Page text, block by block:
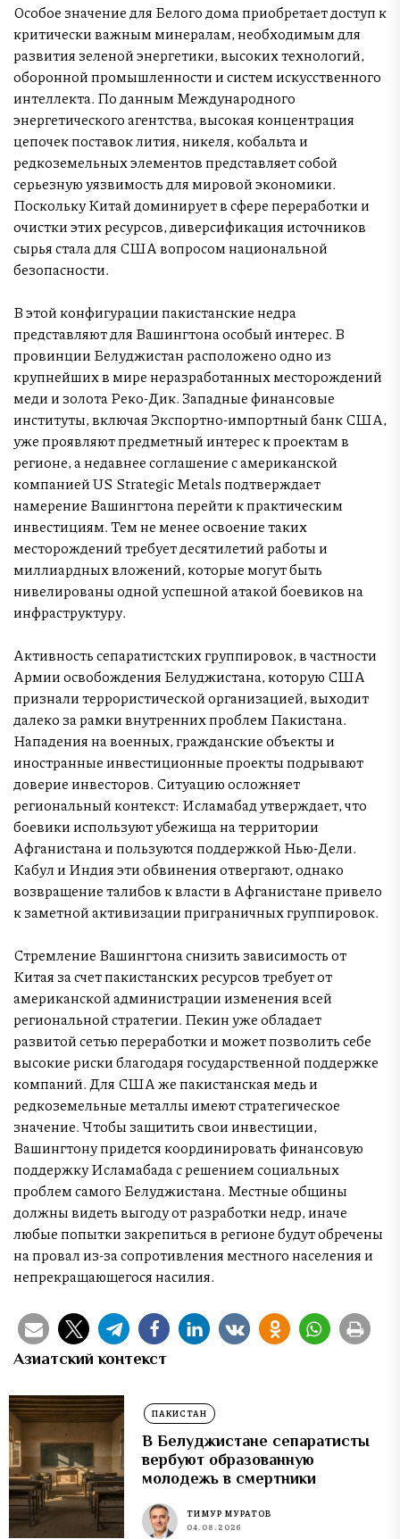
Особое значение для Белого дома приобретает доступ к
критически важным минералам, необходимым для
развития зеленой энергетики, высоких технологий,
оборонной промышленности и систем искусственного
интеллекта. По данным Международного
энергетического агентства, высокая концентрация
цепочек поставок лития, никеля, кобальта и
редкоземельных элементов представляет собой
серьезную уязвимость для мировой экономики.
Поскольку Китай доминирует в сфере переработки и
очистки этих ресурсов, диверсификация источников
сырья стала для США вопросом национальной
безопасности.
В этой конфигурации пакистанские недра
представляют для Вашингтона особый интерес. В
провинции Белуджистан расположено одно из
крупнейших в мире неразработанных месторождений
меди и золота Реко-Дик. Западные финансовые
институты, включая Экспортно-импортный банк США,
уже проявляют предметный интерес к проектам в
регионе, а недавнее соглашение с американской
компанией US Strategic Metals подтверждает
намерение Вашингтона перейти к практическим
инвестициям. Тем не менее освоение таких
месторождений требует десятилетий работы и
миллиардных вложений, которые могут быть
нивелированы одной успешной атакой боевиков на
инфраструктуру.
Активность сепаратистских группировок, в частности
Армии освобождения Белуджистана, которую США
признали террористической организацией, выходит
далеко за рамки внутренних проблем Пакистана.
Нападения на военных, гражданские объекты и
иностранные инвестиционные проекты подрывают
доверие инвесторов. Ситуацию осложняет
региональный контекст: Исламабад утверждает, что
боевики используют убежища на территории
Афганистана и пользуются поддержкой Нью-Дели.
Кабул и Индия эти обвинения отвергают, однако
возвращение талибов к власти в Афганистане привело
к заметной активизации приграничных группировок.
Стремление Вашингтона снизить зависимость от
Китая за счет пакистанских ресурсов требует от
американской администрации изменения всей
региональной стратегии. Пекин уже обладает
развитой сетью переработки и может позволить себе
высокие риски благодаря государственной поддержке
компаний. Для США же пакистанская медь и
редкоземельные металлы имеют стратегическое
значение. Чтобы защитить свои инвестиции,
Вашингтону придется координировать финансовую
поддержку Исламабада с решением социальных
проблем самого Белуджистана. Местные общины
должны видеть выгоду от разработки недр, иначе
любые попытки закрепиться в регионе будут обречены
на провал из-за сопротивления местного населения и
непрекращающегося насилия.
Азиатский контекст
ПАКИСТАН
В Белуджистане сепаратисты
вербуют образованную
молодежь в смертники
ТИМУР МУРАТОВ
04.08.2026